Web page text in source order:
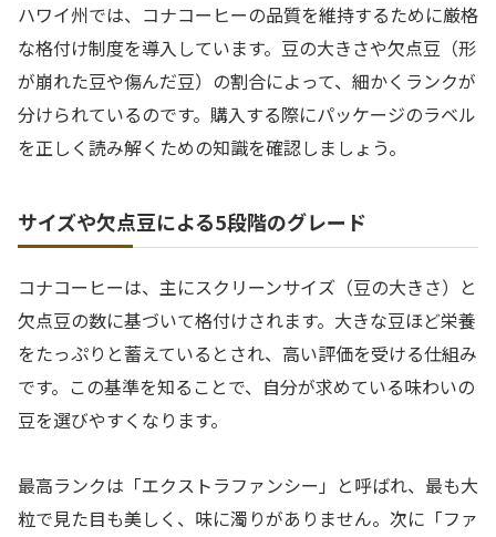
ハワイ州では、コナコーヒーの品質を維持するために厳格
な格付け制度を導入しています。豆の大きさや欠点豆（形
が崩れた豆や傷んだ豆）の割合によって、細かくランクが
分けられているのです。購入する際にパッケージのラベル
を正しく読み解くための知識を確認しましょう。
サイズや欠点豆による5段階のグレード
コナコーヒーは、主にスクリーンサイズ（豆の大きさ）と
欠点豆の数に基づいて格付けされます。大きな豆ほど栄養
をたっぷりと蓄えているとされ、高い評価を受ける仕組み
です。この基準を知ることで、自分が求めている味わいの
豆を選びやすくなります。
最高ランクは「エクストラファンシー」と呼ばれ、最も大
粒で見た目も美しく、味に濁りがありません。次に「ファ